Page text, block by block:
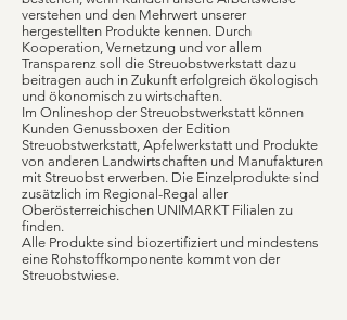
verstehen und den Mehrwert unserer
hergestellten Produkte kennen. Durch
Kooperation, Vernetzung und vor allem
Transparenz soll die Streuobstwerkstatt dazu
beitragen auch in Zukunft erfolgreich ökologisch
und ökonomisch zu wirtschaften.
Im Onlineshop der Streuobstwerkstatt können
Kunden Genussboxen der Edition
Streuobstwerkstatt, Apfelwerkstatt und Produkte
von anderen Landwirtschaften und Manufakturen
mit Streuobst erwerben. Die Einzelprodukte sind
zusätzlich im Regional-Regal aller
Oberösterreichischen UNIMARKT Filialen zu
finden.
Alle Produkte sind biozertifiziert und mindestens
eine Rohstoffkomponente kommt von der
Streuobstwiese.